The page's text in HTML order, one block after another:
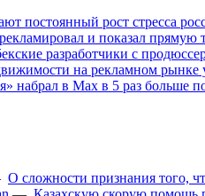
постоянный рост стресса
и показал прямую
разработчики с
на рекламном
набрал в Max в 5 раз больше
О сложности признания того,